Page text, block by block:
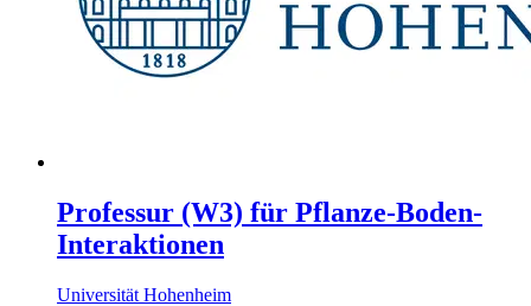
Professur (W3) für Pflanze-Boden-
Interaktionen
Universität Hohenheim